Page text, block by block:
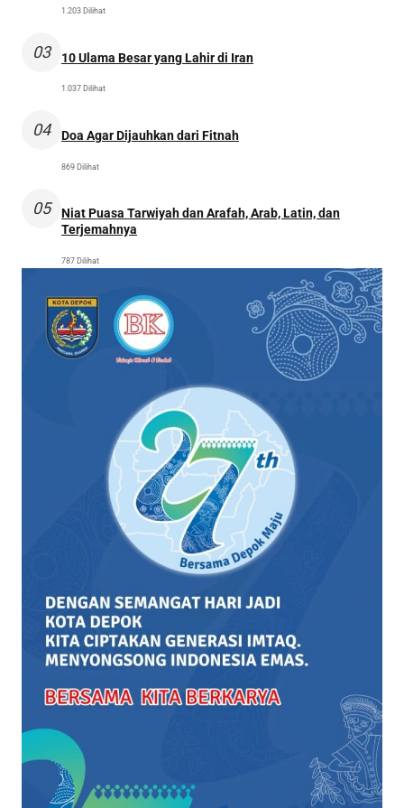
1.203 Dilihat
03 10 Ulama Besar yang Lahir di Iran
1.037 Dilihat
04 Doa Agar Dijauhkan dari Fitnah
869 Dilihat
05
Niat Puasa Tarwiyah dan Arafah, Arab, Latin, dan
Terjemahnya
787 Dilihat